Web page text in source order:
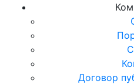
Договор